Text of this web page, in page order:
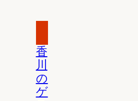
香
川
の
ゲ